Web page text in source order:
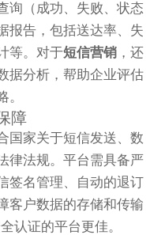
询（成功、失败、状态
报告，包括送达率、失
等。对于短信营销 ，还
据分析，帮助企业评估
。
障
国家关于短信发送、数
律法规。平台需具备严
签名管理、自动的退订
客户数据的存储和传输
认证的平台更佳。